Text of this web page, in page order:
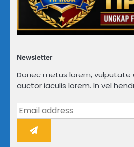
Newsletter
Donec metus lorem,
auctor iaculis lorem. In vel